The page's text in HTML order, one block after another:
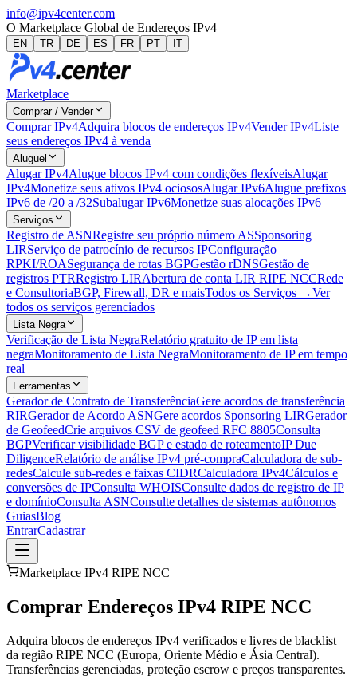
info@ipv4center.com
O Marketplace Global de Endereços IPv4
EN TR DE ES FR PT IT
Marketplace
Comprar / Vender
Comprar IPv4Adquira blocos de endereços IPv4Vender IPv4Liste
seus endereços IPv4 à venda
Aluguel
Alugar IPv4Alugue blocos IPv4 com condições flexíveisAlugar
IPv4Monetize seus ativos IPv4 ociososAlugar IPv6Alugue prefixos
IPv6 de /20 a /32Subalugar IPv6Monetize suas alocações IPv6
Serviços
Registro de ASNRegistre seu próprio número ASSponsoring
LIRServiço de patrocínio de recursos IPConfiguração
RPKI/ROASegurança de rotas BGPGestão rDNSGestão de
registros PTRRegistro LIRAbertura de conta LIR RIPE NCCRede
e ConsultoriaBGP, Firewall, DR e maisTodos os Serviços →Ver
todos os serviços gerenciados
Lista Negra
Verificação de Lista NegraRelatório gratuito de IP em lista
negraMonitoramento de Lista NegraMonitoramento de IP em tempo
real
Ferramentas
Gerador de Contrato de TransferênciaGere acordos de transferência
RIRGerador de Acordo ASNGere acordos Sponsoring LIRGerador
de GeofeedCrie arquivos CSV de geofeed RFC 8805Consulta
BGPVerificar visibilidade BGP e estado de roteamentoIP Due
DiligenceRelatório de análise IPv4 pré-compraCalculadora de sub-
redesCalcule sub-redes e faixas CIDRCalculadora IPv4Cálculos e
conversões de IPConsulta WHOISConsulte dados de registro de IP
e domínioConsulta ASNConsulte detalhes de sistemas autônomos
GuiasBlog
EntrarCadastrar
Marketplace IPv4 RIPE NCC
Comprar Endereços IPv4 RIPE NCC
Adquira blocos de endereços IPv4 verificados e livres de blacklist
da região RIPE NCC (Europa, Oriente Médio e Ásia Central).
Transferências gerenciadas, proteção escrow e preços transparentes.